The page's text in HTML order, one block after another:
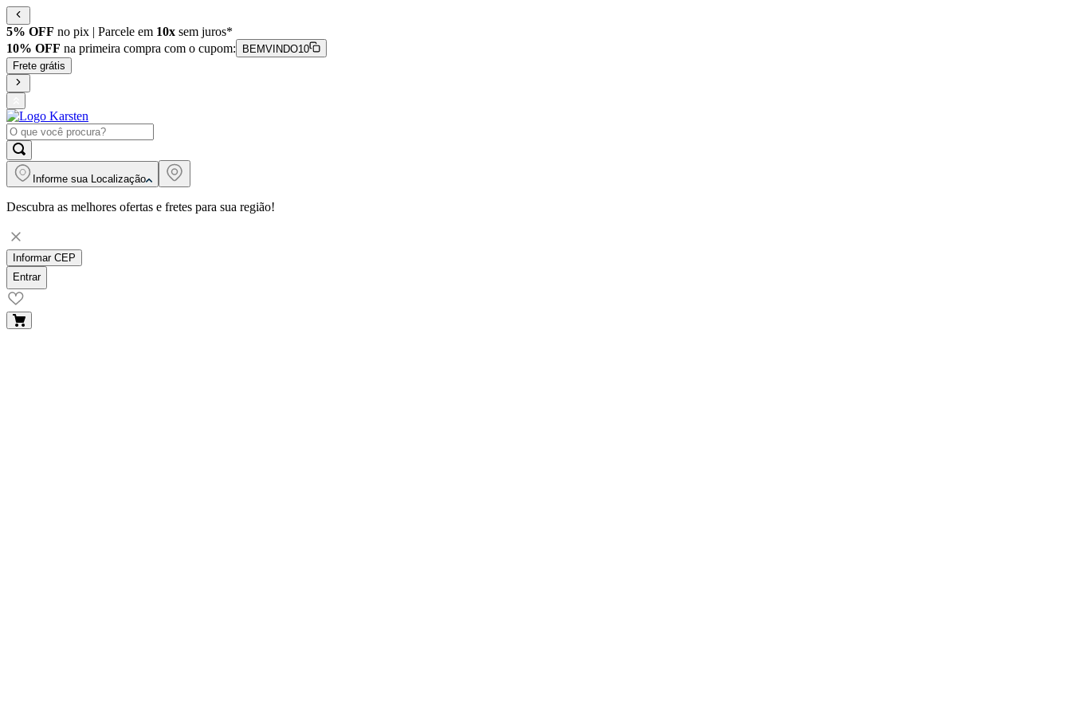
5% OFF no pix | Parcele em 10x sem juros*
10% OFF na primeira compra com o cupom:
BEMVINDO10
Frete grátis
Informe sua Localização
Descubra as melhores ofertas e fretes para sua região!
Informar CEP
Entrar